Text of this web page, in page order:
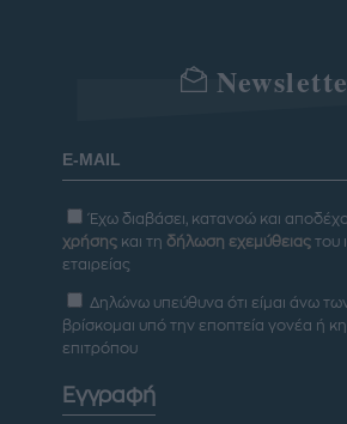
Έχω διαβάσει, κατανοώ και
χρήσης και τη δήλωση εχεμύθειας του
εταιρείας
Δηλώνω υπεύθυνα ότι είμαι άνω
βρίσκομαι υπό την εποπτεία γονέα ή
επιτρόπου
Εγγραφή